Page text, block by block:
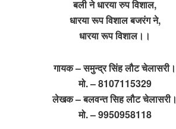
बली ने धारया रुप विशाल,
धारया रूप विशाल बजरंग ने,
धारया रूप विशाल।।
गायक – समुन्द्र सिंह लौट चेलासरी।
मो. – 8107115329
लेखक – बलवन्त सिह लौट चेलासरी।
मो. – 9950958118